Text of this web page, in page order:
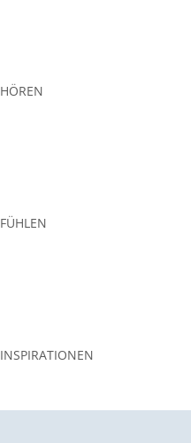
HÖREN
FÜHLEN
INSPIRATIONEN